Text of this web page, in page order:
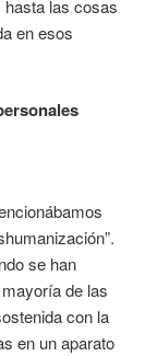
hasta las cosas
en esos
se han
de las
con la
en un aparato